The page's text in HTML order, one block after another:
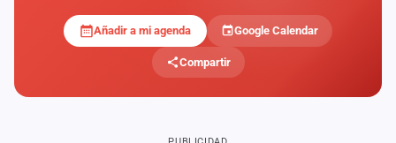
Añadir a mi agenda Google Calendar
Compartir
Formaciones